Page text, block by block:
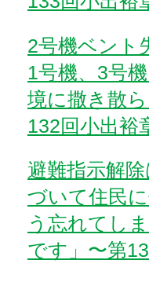
2号機ベント
1号機、3号
境に撒き散
132回小出裕
避難指示解
づいて住民
う忘れてし
です」〜第